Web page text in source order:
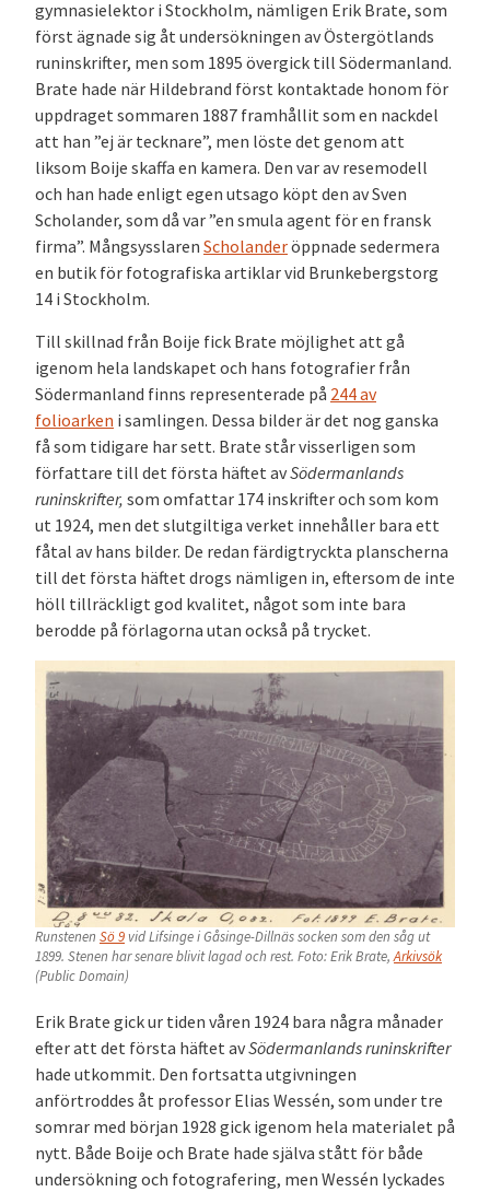
gymnasielektor i Stockholm, nämligen Erik Brate, som
först ägnade sig åt undersökningen av Östergötlands
runinskrifter, men som 1895 övergick till Södermanland.
Brate hade när Hildebrand först kontaktade honom för
uppdraget sommaren 1887 framhållit som en nackdel
att han ”ej är tecknare”, men löste det genom att
liksom Boije skaffa en kamera. Den var av resemodell
och han hade enligt egen utsago köpt den av Sven
Scholander, som då var ”en smula agent för en fransk
firma”. Mångsysslaren Scholanderöppnade sedermera
en butik för fotografiska artiklar vid Brunkebergstorg
14 i Stockholm.
Till skillnad från Boije fick Brate möjlighet att gå
igenom hela landskapet och hans fotografier från
Södermanland finns representerade på 244 av
folioarken i samlingen. Dessa bilder är det nog ganska
få som tidigare har sett. Brate står visserligen som
författare till det första häftet avSödermanlands
runinskrifter, som omfattar 174 inskrifter och som kom
ut 1924, men det slutgiltiga verket innehåller bara ett
fåtal av hans bilder. De redan färdigtryckta planscherna
till det första häftet drogs nämligen in, eftersom de inte
höll tillräckligt god kvalitet, något som inte bara
berodde på förlagorna utan också på trycket.
Runstenen Sö 9vid Lifsinge i Gåsinge-Dillnäs socken som den såg ut
1899. Stenen har senare blivit lagad och rest. Foto: Erik Brate,Arkivsök
(Public Domain)
Erik Brate gick ur tiden våren 1924 bara några månader
efter att det första häftet avSödermanlands runinskrifter
hade utkommit. Den fortsatta utgivningen
anförtroddes åt professor Elias Wessén, som under tre
somrar med början 1928 gick igenom hela materialet på
nytt. Både Boije och Brate hade själva stått för både
undersökning och fotografering, men Wessén lyckades